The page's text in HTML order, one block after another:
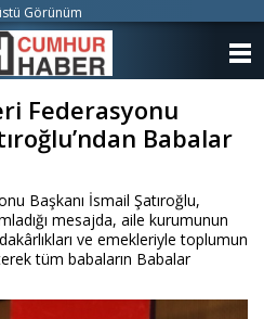
Federasyonu
Babalar
Başkanı İsmail Şatıroğlu,
mesajda, aile kurumunun
ve emekleriyle toplumun
tüm babaların Babalar
Görünüm
ANKETLER
FOTO GALERİ